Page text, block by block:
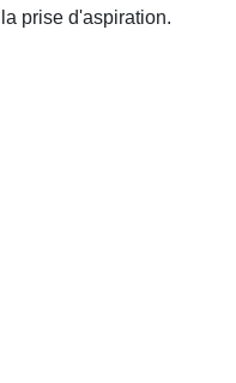
prise d'aspiration.